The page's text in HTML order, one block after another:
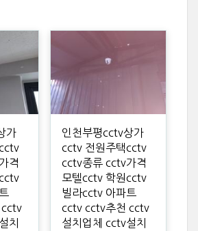
가
격
cctv
치
인천부평cctv상가
cctv 전원주택cctv
cctv종류 cctv가격
모텔cctv 학원cctv
빌라cctv 아파트
cctv cctv추천 cctv
설치업체 cctv설치